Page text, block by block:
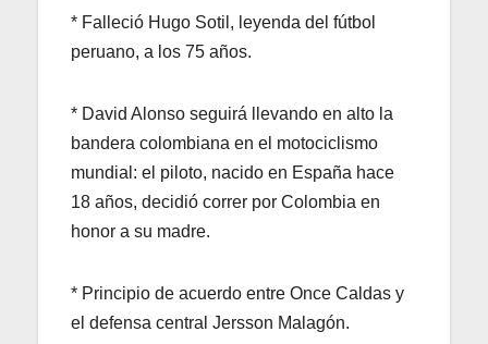
* Falleció Hugo Sotil, leyenda del fútbol
peruano, a los 75 años.
* David Alonso seguirá llevando en alto la
bandera colombiana en el motociclismo
mundial: el piloto, nacido en España hace
18 años, decidió correr por Colombia en
honor a su madre.
* Principio de acuerdo entre Once Caldas y
el defensa central Jersson Malagón.